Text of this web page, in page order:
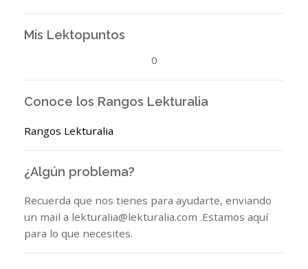
Mis Lektopuntos
0
Conoce los Rangos Lekturalia
Rangos Lekturalia
¿Algún problema?
Recuerda que nos tienes para ayudarte, enviando
un mail a lekturalia@lekturalia.com .Estamos aquí
para lo que necesites.